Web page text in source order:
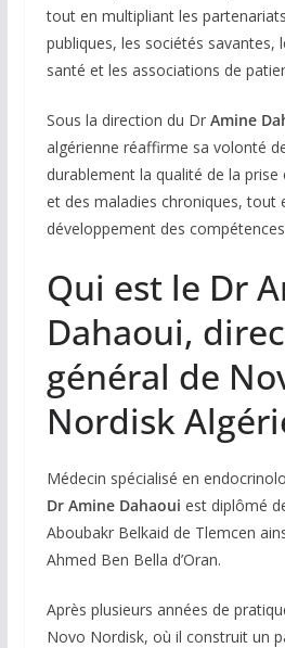
tout en multipliant les
publiques, les sociétés savantes,
santé et les associations de
Sous la direction du Dr Amine
algérienne réaffirme sa volonté
durablement la qualité de la prise
et des maladies chroniques, tout
développement des
Qui est le Dr
Dahaoui,
général de
Nordisk
Médecin spécialisé en
Dr Amine Dahaoui est diplômé
Aboubakr Belkaid de Tlemcen
Ahmed Ben Bella d’Oran.
Après plusieurs années de
Novo Nordisk, où il construit un